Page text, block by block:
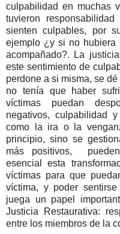
culpabilidad en muchas
tuvieron
sienten culpables, por
ejemplo ¿y si no
acompañado?. La
este sentimiento de
perdone a si misma, se
no tenía que haber
víctimas puedan
negativos, culpabilidad
como la ira o la
principio, sino se
más positivos,
esencial esta
víctimas para que
víctima, y poder
juega un papel
Justicia Restaurativa:
entre los miembros de la